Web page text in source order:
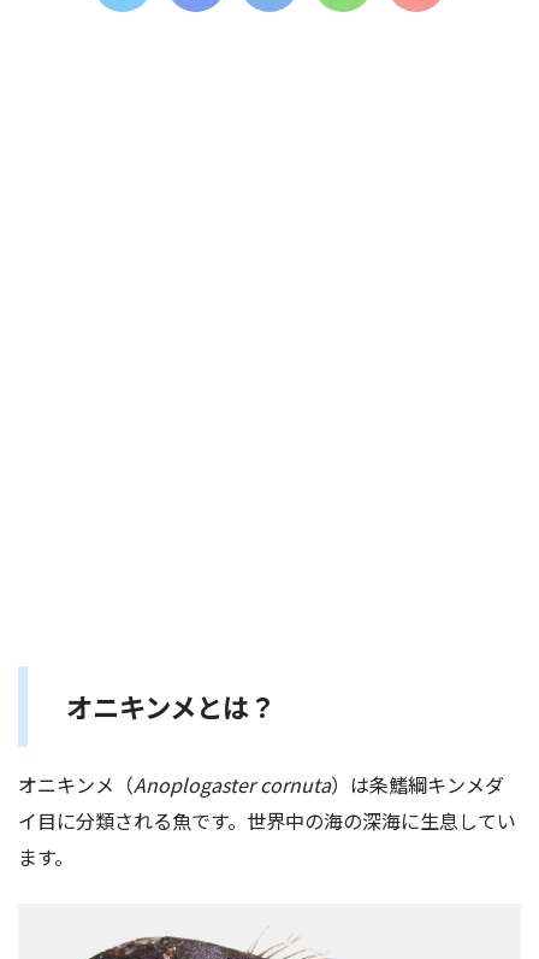
オニキンメとは？
オニキンメ（Anoplogaster cornuta）は条鰭綱キンメダ
イ目に分類される魚です。世界中の海の深海に生息してい
ます。